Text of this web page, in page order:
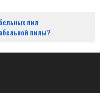
пил
пилы?